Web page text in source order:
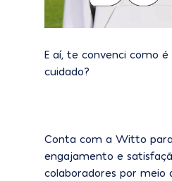
E aí, te convenci como
cuidado?
Conta com a Witto
engajamento e
colaboradores por meio